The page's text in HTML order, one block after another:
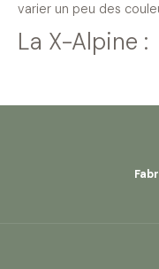
varier un peu des
La X-Alpine :